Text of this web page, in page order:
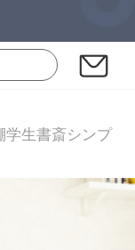
学生書斎シンプ